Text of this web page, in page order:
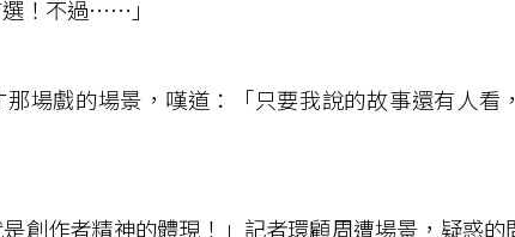
！不過……」
場戲的場景，嘆道：「只要我說的故事還有人看
創作者精神的體現！」記者環顧周遭場景，疑惑的